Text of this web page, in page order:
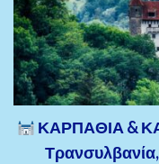
ΚΑΡΠΑΘΙΑ &
Τρανσυλβανία,